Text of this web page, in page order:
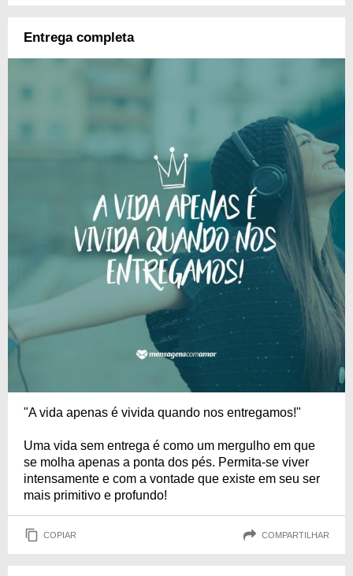
Entrega completa
"A vida apenas é vivida quando nos entregamos!"
Uma vida sem entrega é como um mergulho em que
se molha apenas a ponta dos pés. Permita-se viver
intensamente e com a vontade que existe em seu ser
mais primitivo e profundo!
COPIAR COMPARTILHAR